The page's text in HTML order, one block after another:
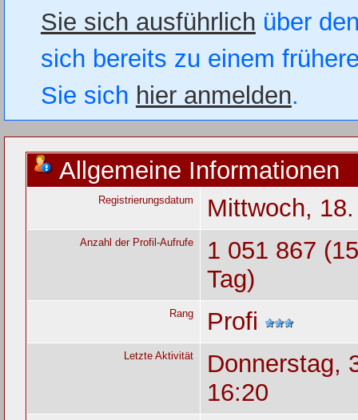
Sie sich ausführlich über
sich bereits zu einem
Sie sich hier anmelden.
Allgemeine Informationen
Registrierungsdatum Mittwoch,
Anzahl der Profil-Aufrufe
1 051 867
Tag)
Rang Profi
Letzte Aktivität
Donnerstag,
16:20